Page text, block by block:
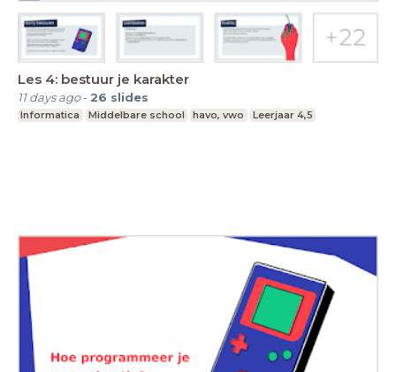
Les 4: bestuur je karakter
11 days ago- 26 slides
Informatica Middelbare school havo, vwo Leerjaar 4,5